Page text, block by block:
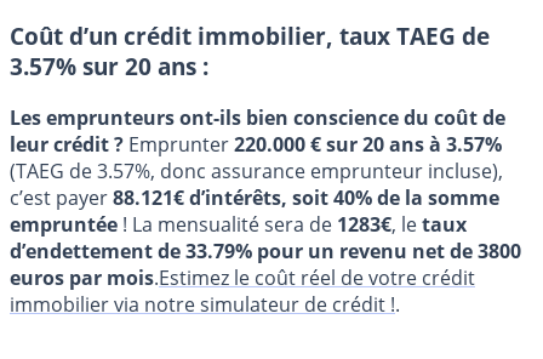
Coût d’un crédit immobilier, taux TAEG de
3.57% sur 20 ans :
Les emprunteurs ont-ils bien conscience du coût de
leur crédit ? Emprunter220.000 € sur 20 ans à 3.57%
(TAEG de 3.57%, donc assurance emprunteur incluse),
c’est payer88.121€ d’intérêts, soit 40% de la somme
empruntée ! La mensualité sera de 1283€, letaux
d’endettement de 33.79% pour un revenu net de 3800
euros par mois.Estimez le coût réel de votre crédit
immobilier via notre simulateur de crédit !.